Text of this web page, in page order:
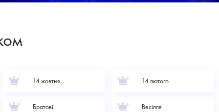
14 жовтня 14 лютого
Братові Весілля